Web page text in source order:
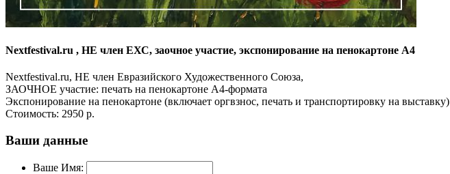
Nextfestival.ru , НЕ член ЕХС, заочное участие, экспонирование на пенокартоне А4
Nextfestival.ru, НЕ член Евразийского Художественного Союза,
ЗАОЧНОЕ участие: печать на пенокартоне А4-формата
Экспонирование на пенокартоне (включает оргвзнос, печать и транспортировку на выставку)
Стоимость: 2950 р.
Ваши данные
Ваше Имя: